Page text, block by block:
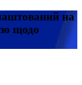
на
щодо